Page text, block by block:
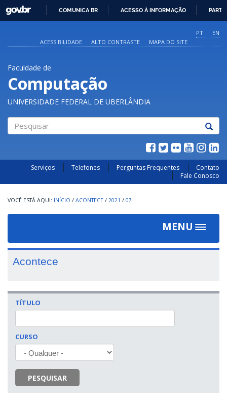
O
CONTEÚDO
GOVBR
COMUNICA BR ACESSO À INFORMAÇÃO
PT
EN
ACESSIBILIDADE
ALTO CONTRASTE MAPA DO SITE
Faculdade de
Computação
UNIVERSIDADE FEDERAL DE UBERLÂNDIA
Serviços Telefones Perguntas Frequentes
Contato
Fale Conosco
INÍCIO / ACONTECE / 2021 / 07
MENU
Toggle
Acontece
TÍTULO
CURSO
PESQUISAR